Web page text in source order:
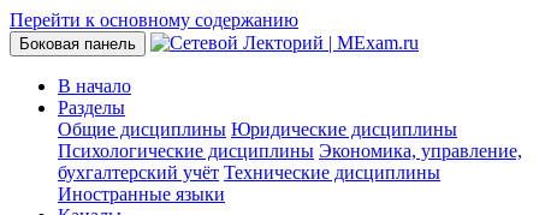
Перейти к основному содержанию
Боковая панель
В начало
Разделы
Общие дисциплины Юридические дисциплины
Психологические дисциплины Экономика, управление,
бухгалтерский учёт Технические дисциплины
Иностранные языки